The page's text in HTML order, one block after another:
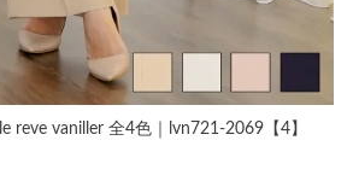
reve vaniller 全4色｜lvn721-2069【4】